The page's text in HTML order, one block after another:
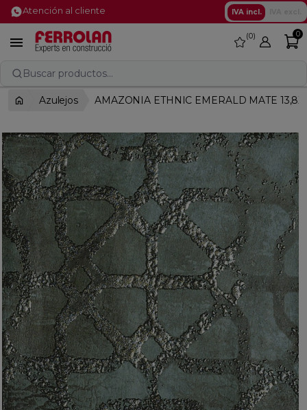
Atención al cliente IVA incl.
 favorite
0 0
Buscar productos...
Azulejos AMAZONIA ETHNIC EMERALD MATE